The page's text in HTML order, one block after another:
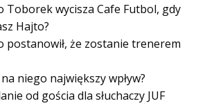
Toborek wycisza Cafe Futbol, gdy
Hajto?
postanowił, że zostanie trenerem
niego największy wpływ?
od gościa dla słuchaczy JUF